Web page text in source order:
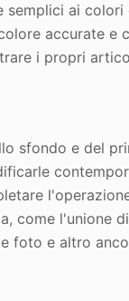
ai
accurate e
i propri
sfondo e del
come l'unione
foto e altro